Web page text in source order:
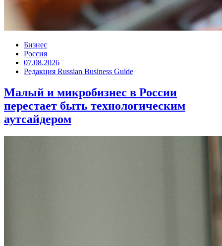
Бизнес
Россия
07.08.2026
Редакция Russian Business Guide
Малый и микробизнес в России
перестает быть технологическим
аутсайдером